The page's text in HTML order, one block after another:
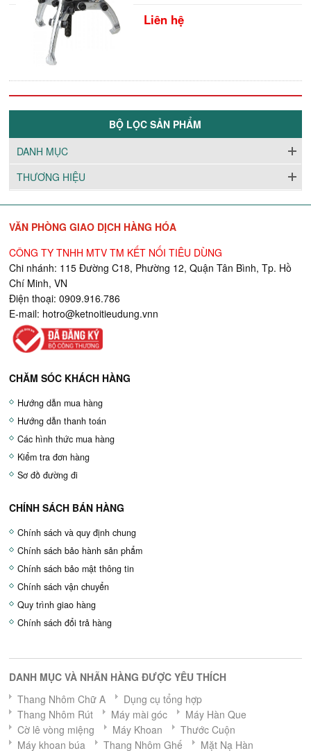
Liên hệ
BỘ LỌC SẢN PHẨM
DANH MỤC
THƯƠNG HIỆU
VĂN PHÒNG GIAO DỊCH HÀNG HÓA
CÔNG TY TNHH MTV TM KẾT NỐI TIÊU DÙNG
Chi nhánh: 115 Đường C18, Phường 12, Quận Tân Bình, Tp. Hồ
Chí Minh, VN
Điện thoại: 0909.916.786
E-mail: hotro@ketnoitieudung.vnn
CHĂM SÓC KHÁCH HÀNG
Hướng dẫn mua hàng
Hướng dẫn thanh toán
Các hình thức mua hàng
Kiểm tra đơn hàng
Sơ đồ đường đi
CHÍNH SÁCH BÁN HÀNG
Chính sách và quy định chung
Chính sách bảo hành sản phẩm
Chính sách bảo mật thông tin
Chính sách vận chuyển
Quy trình giao hàng
Chính sách đổi trả hàng
DANH MỤC VÀ NHÃN HÀNG ĐƯỢC YÊU THÍCH
Thang Nhôm Chữ A
Dụng cụ tổng hợp
Thang Nhôm Rút
Máy mài góc
Máy Hàn Que
Cờ lê vòng miệng
Máy Khoan
Thước Cuộn
Máy khoan búa
Thang Nhôm Ghế Mặt Nạ Hàn